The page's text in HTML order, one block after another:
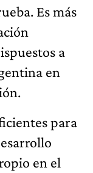
Es más
a
en
para
en el